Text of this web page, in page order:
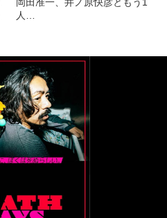
人…